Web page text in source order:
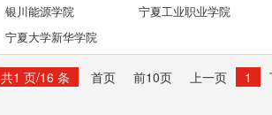
银川能源学院
宁夏工业职业学院
宁夏大学新华学院
共1 页/16 条 首页 前10页 上一页 1